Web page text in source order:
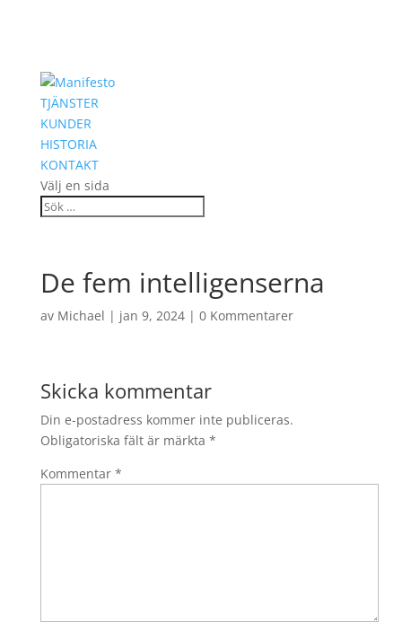
TJÄNSTER
KUNDER
HISTORIA
KONTAKT
Välj en sida
De fem intelligenserna
av Michael | jan 9, 2024| 0 Kommentarer
Skicka kommentar
Din e-postadress kommer inte publiceras.
Obligatoriska fält är märkta *
Kommentar *